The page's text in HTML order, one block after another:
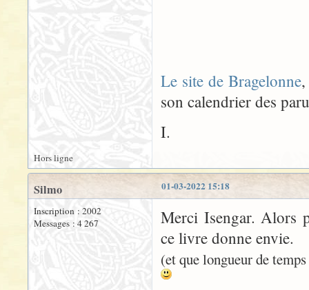
Le site de Bragelonne,
son calendrier des
I.
Hors ligne
01-03-2022 15:18
Silmo
Inscription : 2002
Messages : 4 267
Merci Isengar. Alors
ce livre donne envie.
(et que longueur de